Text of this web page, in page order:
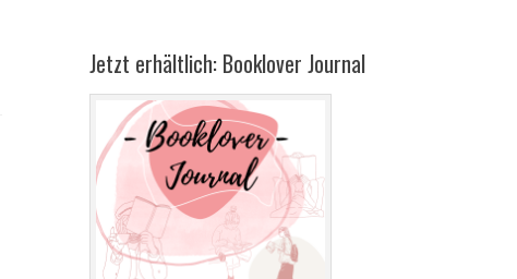
Jetzt erhältlich: Booklover Journal